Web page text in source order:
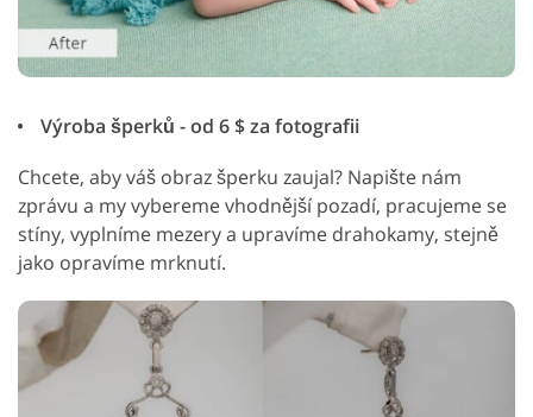
Výroba šperků - od 6 $ za fotografii
Chcete, aby váš obraz šperku zaujal? Napište nám
zprávu a my vybereme vhodnější pozadí, pracujeme se
stíny, vyplníme mezery a upravíme drahokamy, stejně
jako opravíme mrknutí.